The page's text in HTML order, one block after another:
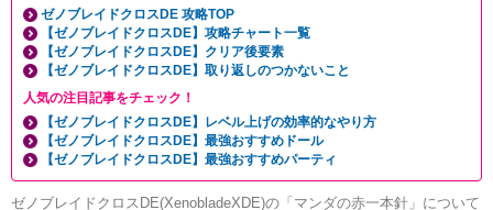
ゼノブレイドクロスDE 攻略TOP
【ゼノブレイドクロスDE】攻略チャート一覧
【ゼノブレイドクロスDE】クリア後要素
【ゼノブレイドクロスDE】取り返しのつかないこと
人気の注目記事をチェック！
【ゼノブレイドクロスDE】レベル上げの効率的なやり方
【ゼノブレイドクロスDE】最強おすすめドール
【ゼノブレイドクロスDE】最強おすすめパーティ
ゼノブレイドクロスDE(XenobladeXDE)の「マンダの赤一本針」について